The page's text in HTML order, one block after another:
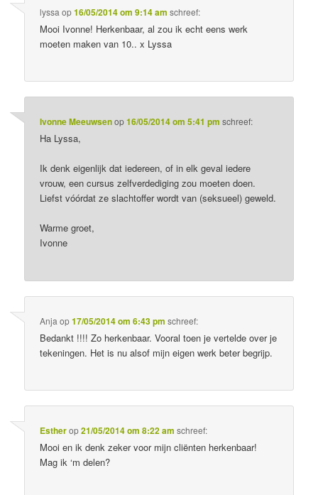
lyssa op16/05/2014 om 9:14 am schreef:
Mooi Ivonne! Herkenbaar, al zou ik echt eens werk
moeten maken van 10.. x Lyssa
Ivonne Meeuwsenop16/05/2014 om 5:41 pm schreef:
Ha Lyssa,
Ik denk eigenlijk dat iedereen, of in elk geval iedere
vrouw, een cursus zelfverdediging zou moeten doen.
Liefst vóórdat ze slachtoffer wordt van (seksueel) geweld.
Warme groet,
Ivonne
Anja op17/05/2014 om 6:43 pm schreef:
Bedankt !!!! Zo herkenbaar. Vooral toen je vertelde over je
tekeningen. Het is nu alsof mijn eigen werk beter begrijp.
Estherop21/05/2014 om 8:22 am schreef:
Mooi en ik denk zeker voor mijn cliënten herkenbaar!
Mag ik ‘m delen?